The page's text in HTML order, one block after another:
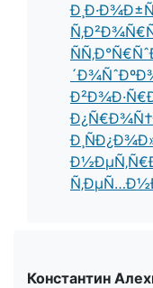
Константин